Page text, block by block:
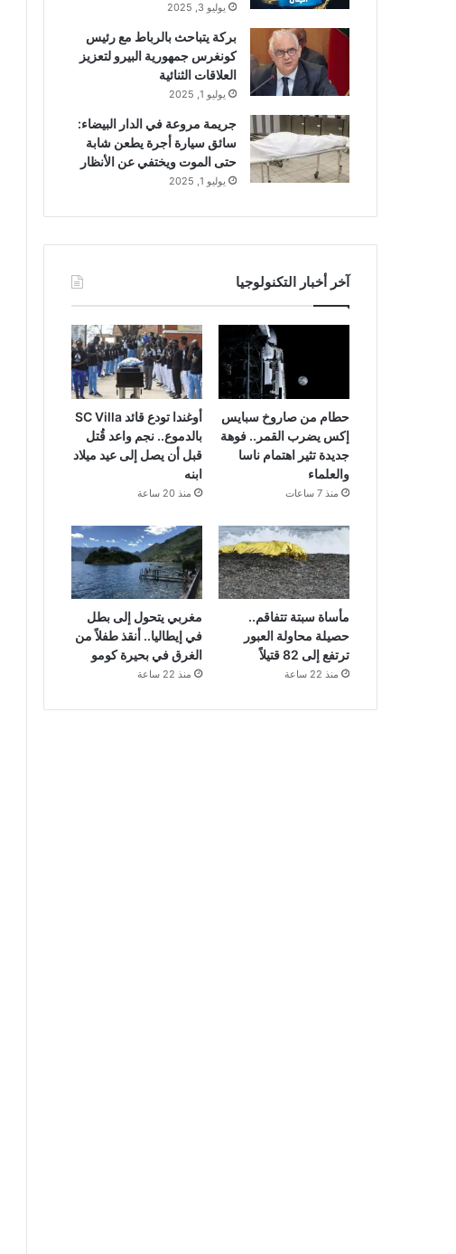
يوليو 3, 2025
بركة يتباحث بالرباط مع رئيس
كونغرس جمهورية البيرو لتعزيز
العلاقات الثنائية
يوليو 1, 2025
جريمة مروعة في الدار البيضاء:
سائق سيارة أجرة يطعن شابة
حتى الموت ويختفي عن الأنظار
يوليو 1, 2025
آخر أخبار التكنولوجيا
حطام من صاروخ سبايس
إكس يضرب القمر.. فوهة
جديدة تثير اهتمام ناسا
والعلماء
منذ 7 ساعات
أوغندا تودع قائد SC Villa
بالدموع.. نجم واعد قُتل
قبل أن يصل إلى عيد ميلاد
ابنه
منذ 20 ساعة
مأساة سبتة تتفاقم..
حصيلة محاولة العبور
ترتفع إلى 82 قتيلاً
منذ 22 ساعة
مغربي يتحول إلى بطل
في إيطاليا.. أنقذ طفلاً من
الغرق في بحيرة كومو
منذ 22 ساعة